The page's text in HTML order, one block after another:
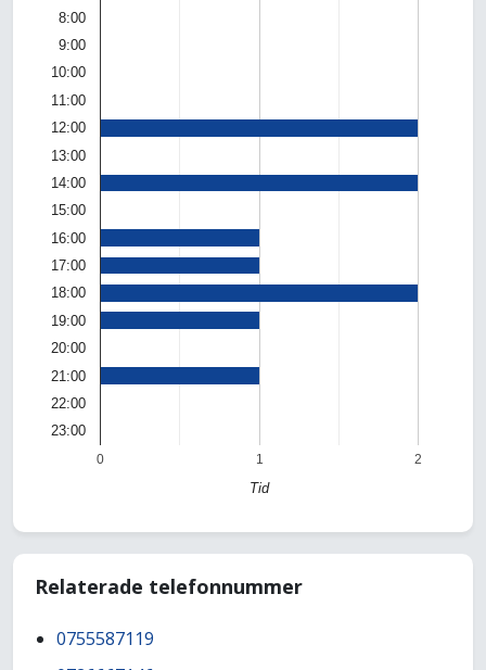
0 1 2
8:00
9:00
10:00
11:00
12:00
13:00
14:00
15:00
16:00
17:00
18:00
19:00
20:00
21:00
22:00
23:00
Tid
Relaterade telefonnummer
0755587119